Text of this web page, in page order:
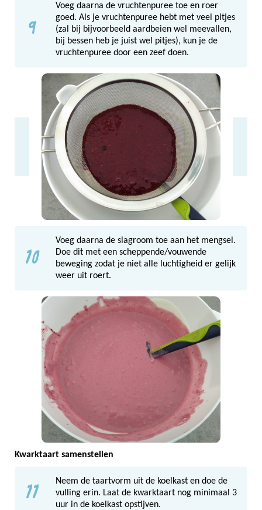
9
Voeg daarna de vruchtenpuree toe en roer
goed. Als je vruchtenpuree hebt met veel pitjes
(zal bij bijvoorbeeld aardbeien wel meevallen,
bij bessen heb je juist wel pitjes), kun je de
vruchtenpuree door een zeef doen.
10
Voeg daarna de slagroom toe aan het mengsel.
Doe dit met een scheppende/vouwende
beweging zodat je niet alle luchtigheid er gelijk
weer uit roert.
Kwarktaart samenstellen
11
Neem de taartvorm uit de koelkast en doe de
vulling erin. Laat de kwarktaart nog minimaal 3
uur in de koelkast opstijven.